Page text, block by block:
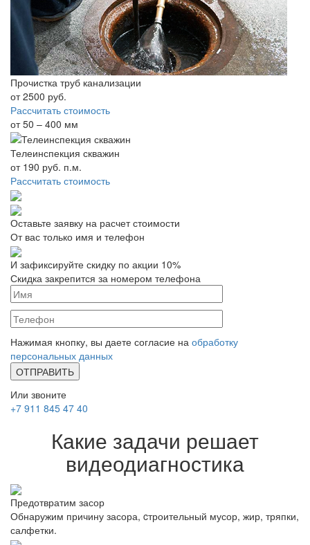
Прочистка труб канализации
от2500 руб.
Рассчитать стоимость
от 50 – 400 мм
Телеинспекция скважин
от 190 руб. п.м.
Рассчитать стоимость
Оставьте заявку на расчет стоимости
От вас только имя и телефон
И зафиксируйте скидку по акции 10%
Скидка закрепится за номером телефона
Нажимая кнопку, вы даете согласие на обработку
персональных данных
Или звоните
+7 911 845 47 40
Какие задачи решает
видеодиагностика
Предотвратим засор
Обнаружим причину засора, cтроительный мусор, жир, тряпки,
салфетки.